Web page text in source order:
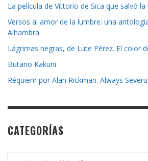
La película de Vittorio de Sica que salvó
Versos al amor de la lumbre: una
Alhambra
Lágrimas negras, de Lute Pérez. El color
Butano Kakuni
Réquiem por Alan Rickman. Always
CATEGORÍAS